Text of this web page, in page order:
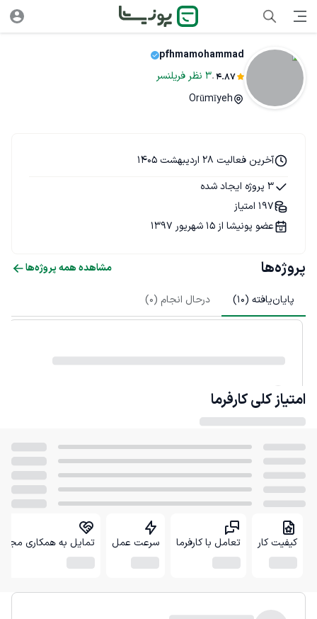
pfhmamohammad
4.87
.
3 نظر فریلنسر
Orūmīyeh
آخرین فعالیت 28 اردیبهشت 1405
3 پروژه ایجاد شده
197 امتیاز
عضو پونیشا از 15 شهریور 1397
پروژه‌ها مشاهده همه پروژه‌ها
پایان‌یافته (10
) درحال انجام (0
)
امتیاز کلیکارفرما
کیفیت کار تعامل با کارفرما سرعت عمل تمایل به همکاری